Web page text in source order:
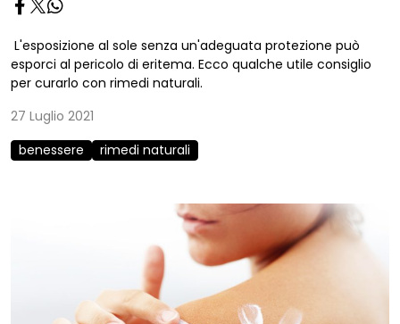
L'esposizione al sole senza un'adeguata protezione può
esporci al pericolo di eritema. Ecco qualche utile consiglio
per curarlo con rimedi naturali.
27 Luglio 2021
benessere
rimedi naturali